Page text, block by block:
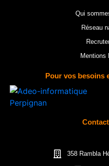
Qui
Réseau
Mentions
Pour vos besoins
358 Rambla